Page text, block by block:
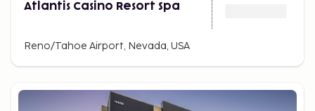
Atlantis Casino Resort Spa
Reno/Tahoe Airport, Nevada, USA